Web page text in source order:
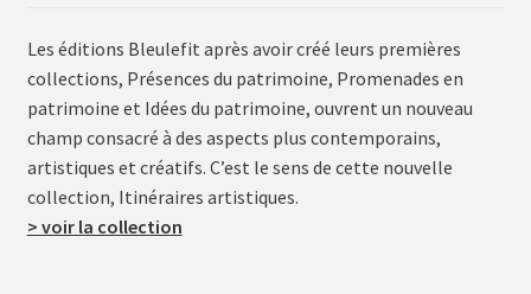
Les éditions Bleulefit après avoir créé leurs premières
collections, Présences du patrimoine, Promenades en
patrimoine et Idées du patrimoine, ouvrent un nouveau
champ consacré à des aspects plus contemporains,
artistiques et créatifs. C’est le sens de cette nouvelle
collection, Itinéraires artistiques.
> voir la collection